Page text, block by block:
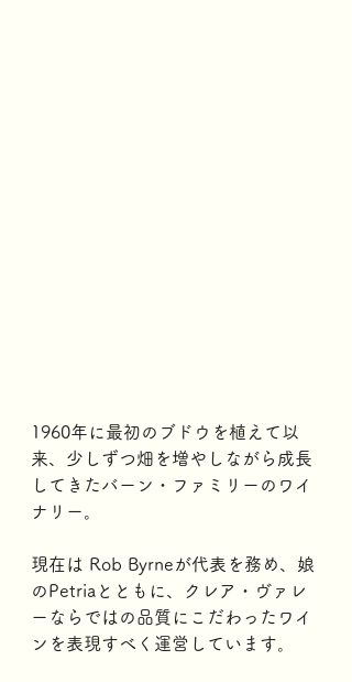
1960年に最初のブドウを植えて以
来、少しずつ畑を増やしながら成長
してきたバーン・ファミリーのワイ
ナリー。
現在は Rob Byrneが代表を務め、娘
のPetriaとともに、クレア・ヴァレ
ーならではの品質にこだわったワイ
ンを表現すべく運営しています。